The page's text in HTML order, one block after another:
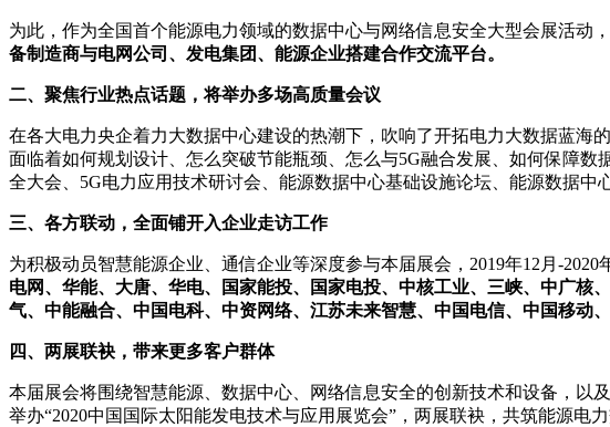
为此，作为全国首个能源电力领域的数据中心与网络信息安全大型会展活动
备制造商与电网公司、发电集团、能源企业搭建合作交流平台。
二、聚焦行业热点话题，将举办多场高质量会议
在各大电力央企着力大数据中心建设的热潮下，吹响了开拓电力大数据蓝
面临着如何规划设计、怎么突破节能瓶颈、怎么与5G融合发展、如何保障
全大会、5G电力应用技术研讨会、能源数据中心基础设施论坛、能源数据中
三、各方联动，全面铺开入企业走访工作
为积极动员智慧能源企业、通信企业等深度参与本届展会，2019年12月-2020
电网、华能、大唐、华电、国家能投、国家电投、中核工业、三峡、中广
气、中能融合、中国电科、中资网络、江苏未来智慧、中国电信、中国移动
四、两展联袂，带来更多客户群体
本届展会将围绕智慧能源、数据中心、网络信息安全的创新技术和设备，以
举办“2020中国国际太阳能发电技术与应用展览会”，两展联袂，共筑能源